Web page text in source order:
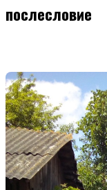
послесловие